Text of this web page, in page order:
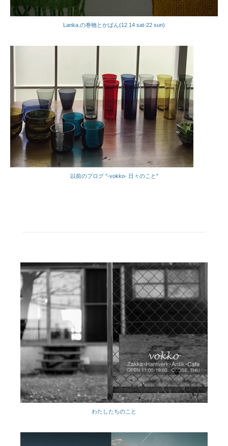
Lanka.の巻物とかばん(12.14 sat-22 sun)
以前のブログ "-vokko- 日々のこと"
わたしたちのこと